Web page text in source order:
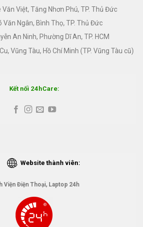
Văn Việt, Tăng Nhơn Phú, TP. Thủ Đức
Văn Ngân, Bình Thọ, TP. Thủ Đức
An Ninh, Phường Dĩ An, TP. HCM
Vũng Tàu, Hồ Chí Minh (TP. Vũng Tàu cũ)
Kết nối 24hCare:
Website thành viên:
Viện Điện Thoại, Laptop 24h